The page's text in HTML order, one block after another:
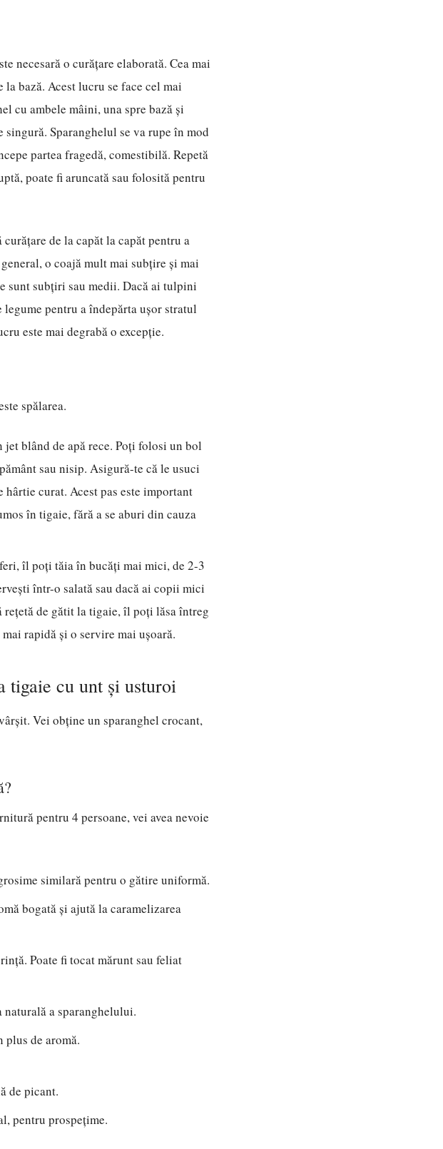
necesară o curățare elaborată. Cea mai
bază. Acest lucru se face cel mai
cu ambele mâini, una spre bază și
Sparanghelul se va rupe în mod
partea fragedă, comestibilă. Repetă
poate fi aruncată sau folosită pentru
de la capăt la capăt pentru a
o coajă mult mai subțire și mai
sunt subțiri sau medii. Dacă ai tulpini
pentru a îndepărta ușor stratul
este mai degrabă o excepție.
spălarea.
blând de apă rece. Poți folosi un bol
sau nisip. Asigură-te că le usuci
curat. Acest pas este important
în tigaie, fără a se aburi din cauza
îl poți tăia în bucăți mai mici, de 2-3
într-o salată sau dacă ai copii mici
rețetă de gătit la tigaie, îl poți lăsa întreg
rapidă și o servire mai ușoară.
tigaie cu unt și usturoi
Vei obține un sparanghel crocant,
pentru 4 persoane, vei avea nevoie
similară pentru o gătire uniformă.
bogată și ajută la caramelizarea
Poate fi tocat mărunt sau feliat
naturală a sparanghelului.
plus de aromă.
de picant.
pentru prospețime.